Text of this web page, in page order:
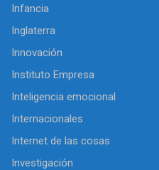
Infancia
Inglaterra
Innovación
Instituto Empresa
Inteligencia emocional
Internacionales
Internet de las cosas
Investigación